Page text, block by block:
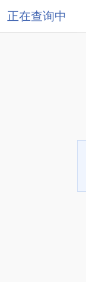
正在查询中